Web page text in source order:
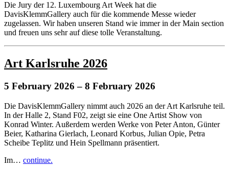
Die Jury der 12. Luxembourg Art Week hat die
DavisKlemmGallery auch für die kommende Messe wieder
zugelassen. Wir haben unseren Stand wie immer in der Main section
und freuen uns sehr auf diese tolle Veranstaltung.
Art Karlsruhe 2026
5 February 2026 – 8 February 2026
Die DavisKlemmGallery nimmt auch 2026 an der Art Karlsruhe teil.
In der Halle 2, Stand F02, zeigt sie eine One Artist Show von
Konrad Winter. Außerdem werden Werke von Peter Anton, Günter
Beier, Katharina Gierlach, Leonard Korbus, Julian Opie, Petra
Scheibe Teplitz und Hein Spellmann präsentiert.
Im… continue.